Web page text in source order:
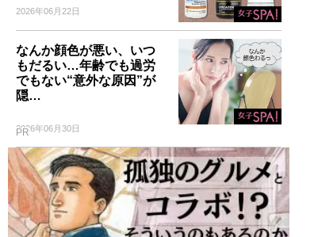
2026年06月22日
なんか顔色が悪い、いつ
もだるい…年齢でも過労
でもない“意外な原因”が
隠…
2026年06月30日
PR